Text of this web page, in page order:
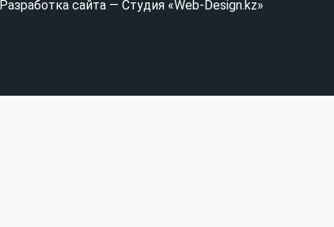
Разработка сайта — Студия «Web-Design.kz»